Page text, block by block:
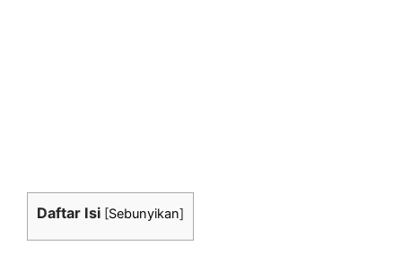
Daftar Isi [Sebunyikan]